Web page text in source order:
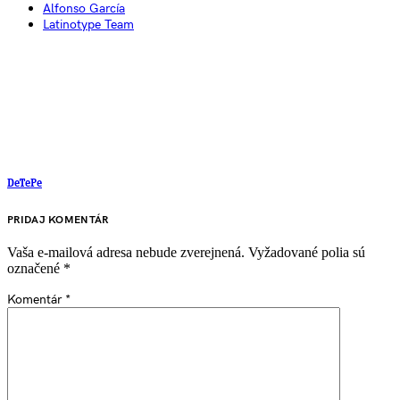
Alfonso García
Latinotype Team
DeTePe
PRIDAJ KOMENTÁR
Vaša e-mailová adresa nebude zverejnená. Vyžadované polia sú
označené *
Komentár *